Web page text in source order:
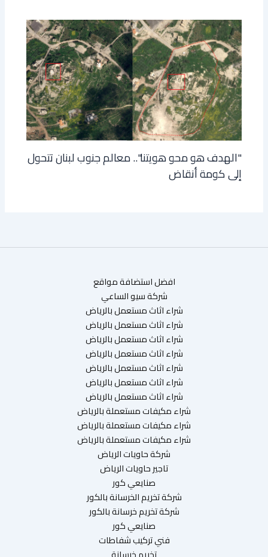
"الهدف هو محو هويتنا".. معالم جنوب لبنان تتحول
إلى كومة أنقاض
افضل استضافة مواقع
شركة سيو الساعي
شراء اثاث مستعمل بالرياض
شراء اثاث مستعمل بالرياض
شراء اثاث مستعمل بالرياض
شراء اثاث مستعمل بالرياض
شراء اثاث مستعمل بالرياض
شراء اثاث مستعمل بالرياض
شراء اثاث مستعمل بالرياض
شراء مكيفات مستعملة بالرياض
شراء مكيفات مستعملة بالرياض
شراء مكيفات مستعملة بالرياض
شركة حاويات الرياض
تاجير حاويات الرياض
صنايعي كور
شركة تخريم الخرسانة بالكور
شركة تخريم خرسانة بالكور
صنايعي كور
فني تركيب شفاطات